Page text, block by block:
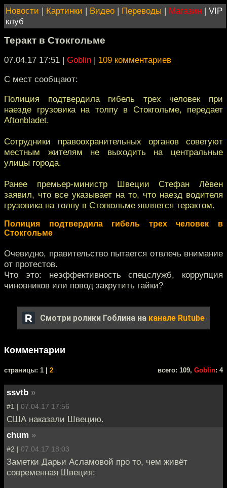
Новости | Картинки | Видео | Переводы | Магазин | VIP
клуб
Теракт в Стокгольме
07.04.17 17:51 | Goblin | 109 комментариев
С мест сообщают:
Полиция подтвердила гибель трех человек при
наезде грузовика на толпу в Стокгольме, передает
Aftonbladet.
Сотрудники правоохранительных органов советуют
местным жителям не выходить на центральные
улицы города.
Ранее премьер-министр Швеции Стефан Лёвен
заявил, что все указывает на то, что наезд водителя
грузовика на толпу в Стогкольме является терактом.
Полиция подтвердила гибель трех человек в
Стокгольме
Очевидно, правительство пытается отвлечь внимание
от протестов.
Что это: неэффективность спецслужб, коррупция
чиновников или повод закрутить гайки?
Смотри ролики Гоблина на канале Rutube
Комментарии
cтраницы: 1 | 2 всего: 109, Goblin: 4
ssvtb »
#1 | 07.04.17 17:56
США наказали Швецию.
chum »
#2 | 07.04.17 18:03
Заметки Дарьи Асламовой про то, чем живёт
современная Швеция: